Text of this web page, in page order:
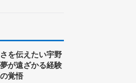
を伝えたい宇野
が遠ざかる経験
覚悟